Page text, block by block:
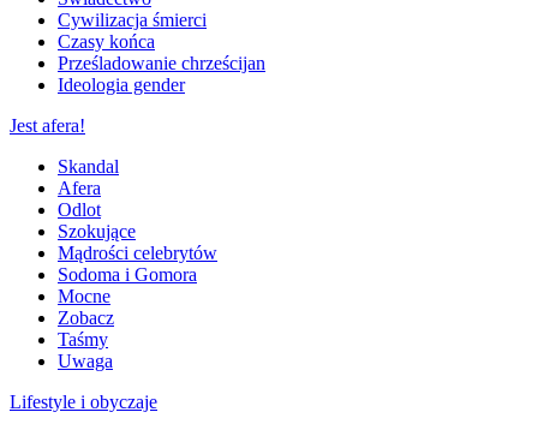
Cywilizacja śmierci
Czasy końca
Prześladowanie chrześcijan
Ideologia gender
Jest afera!
Skandal
Afera
Odlot
Szokujące
Mądrości celebrytów
Sodoma i Gomora
Mocne
Zobacz
Taśmy
Uwaga
Lifestyle i obyczaje